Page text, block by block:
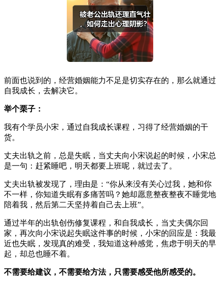
前面也说到的，经营婚姻能力不足是切实存在的，那么就通过
自我成长，去解决它。
举个栗子：
我有个学员小宋，通过自我成长课程，习得了经营婚姻的干
货。
丈夫出轨之前，总是失眠，当丈夫向小宋说起的时候，小宋总
是一句：赶紧睡吧，明天都要上班呢，就过去了。
丈夫出轨被发现了，理由是：“你从来没有关心过我，她和你
不一样，你知道失眠有多痛苦吗？她却愿意整夜整夜不睡觉地
陪着我，然后第二天坚持着自己去上班”。
通过半年的出轨创伤修复课程，和自我成长，当丈夫偶尔回
家，再次向小宋说起失眠这件事的时候，小宋的回应是：我最
近也失眠，发现真的难受，我知道这种感觉，焦虑于明天的早
起，却总也睡不着。
不需要给建议，不需要给方法，只需要感受他所感受的。